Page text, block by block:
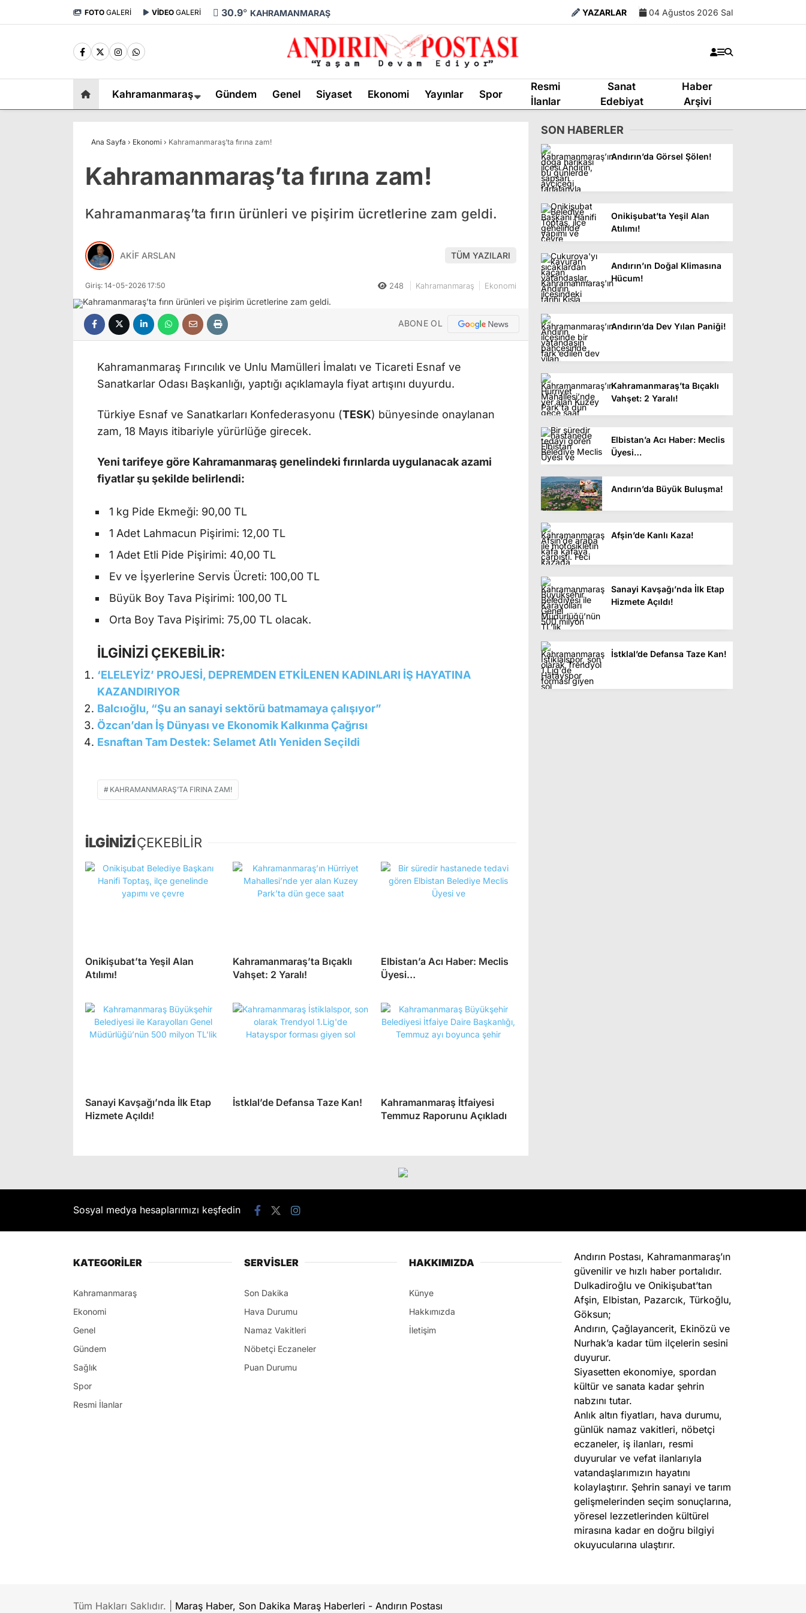
FOTO GALERİ VİDEO GALERİ 30.9° KAHRAMANMARAŞ YAZARLAR 04 Ağustos 2026 Sal
Kahramanmaraş Gündem Genel Siyaset Ekonomi Yayınlar Spor
Resmi
İlanlar
Sanat
Edebiyat
Haber
Arşivi
Ana Sayfa › Ekonomi › Kahramanmaraş’ta fırına zam!
Kahramanmaraş’ta fırına zam!
Kahramanmaraş’ta fırın ürünleri ve pişirim ücretlerine zam geldi.
AKİF ARSLAN TÜM YAZILARI
Giriş: 14-05-2026 17:50 248 Kahramanmaraş Ekonomi
ABONE OL
Kahramanmaraş Fırıncılık ve Unlu Mamülleri İmalatı ve Ticareti Esnaf ve
Sanatkarlar Odası Başkanlığı, yaptığı açıklamayla fiyat artışını duyurdu.
Türkiye Esnaf ve Sanatkarları Konfederasyonu (TESK) bünyesinde onaylanan
zam, 18 Mayıs itibariyle yürürlüğe girecek.
Yeni tarifeye göre Kahramanmaraş genelindeki fırınlarda uygulanacak azami
fiyatlar şu şekilde belirlendi:
1 kg Pide Ekmeği: 90,00 TL
1 Adet Lahmacun Pişirimi: 12,00 TL
1 Adet Etli Pide Pişirimi: 40,00 TL
Ev ve İşyerlerine Servis Ücreti: 100,00 TL
Büyük Boy Tava Pişirimi: 100,00 TL
Orta Boy Tava Pişirimi: 75,00 TL olacak.
İLGİNİZİ ÇEKEBİLİR:
‘ELELEYİZ’ PROJESİ, DEPREMDEN ETKİLENEN KADINLARI İŞ HAYATINA
KAZANDIRIYOR
Balcıoğlu, “Şu an sanayi sektörü batmamaya çalışıyor”
Özcan’dan İş Dünyası ve Ekonomik Kalkınma Çağrısı
Esnaftan Tam Destek: Selamet Atlı Yeniden Seçildi
KAHRAMANMARAŞ’TA FIRINA ZAM!
İLGİNİZİÇEKEBİLİR
Onikişubat’ta Yeşil Alan
Atılımı!
Kahramanmaraş’ta Bıçaklı
Vahşet: 2 Yaralı!
Elbistan’a Acı Haber: Meclis
Üyesi…
Sanayi Kavşağı’nda İlk Etap
Hizmete Açıldı!
İstklal’de Defansa Taze Kan!
Kahramanmaraş İtfaiyesi
Temmuz Raporunu Açıkladı
SON HABERLER
Andırın’da Görsel Şölen!
Onikişubat’ta Yeşil Alan
Atılımı!
Andırın’ın Doğal Klimasına
Hücum!
Andırın’da Dev Yılan Paniği!
Kahramanmaraş’ta Bıçaklı
Vahşet: 2 Yaralı!
Elbistan’a Acı Haber: Meclis
Üyesi…
Andırın’da Büyük Buluşma!
Afşin’de Kanlı Kaza!
Sanayi Kavşağı’nda İlk Etap
Hizmete Açıldı!
İstklal’de Defansa Taze Kan!
Sosyal medya hesaplarımızı keşfedin
KATEGORİLER
Kahramanmaraş
Ekonomi
Genel
Gündem
Sağlık
Spor
Resmi İlanlar
SERVİSLER
Son Dakika
Hava Durumu
Namaz Vakitleri
Nöbetçi Eczaneler
Puan Durumu
HAKKIMIZDA
Künye
Hakkımızda
İletişim
Andırın Postası, Kahramanmaraş’ın
güvenilir ve hızlı haber portalıdır.
Dulkadiroğlu ve Onikişubat’tan
Afşin, Elbistan, Pazarcık, Türkoğlu,
Göksun;
Andırın, Çağlayancerit, Ekinözü ve
Nurhak’a kadar tüm ilçelerin sesini
duyurur.
Siyasetten ekonomiye, spordan
kültür ve sanata kadar şehrin
nabzını tutar.
Anlık altın fiyatları, hava durumu,
günlük namaz vakitleri, nöbetçi
eczaneler, iş ilanları, resmi
duyurular ve vefat ilanlarıyla
vatandaşlarımızın hayatını
kolaylaştırır. Şehrin sanayi ve tarım
gelişmelerinden seçim sonuçlarına,
yöresel lezzetlerinden kültürel
mirasına kadar en doğru bilgiyi
okuyucularına ulaştırır.
Tüm Hakları Saklıdır. | Maraş Haber, Son Dakika Maraş Haberleri - Andırın Postası